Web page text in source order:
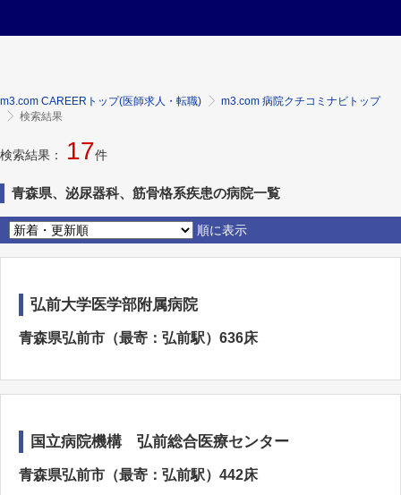
m3.com CAREERトップ(医師求人・転職)
m3.com 病院クチコミナビトップ
検索結果
検索結果： 17件
青森県、泌尿器科、筋骨格系疾患の病院一覧
順に表示
弘前大学医学部附属病院
青森県弘前市（最寄：弘前駅）636床
国立病院機構 弘前総合医療センター
青森県弘前市（最寄：弘前駅）442床